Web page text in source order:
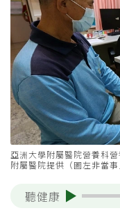
亞洲大學附屬醫院營養科
附屬醫院提供（圖左非當事
聽健康